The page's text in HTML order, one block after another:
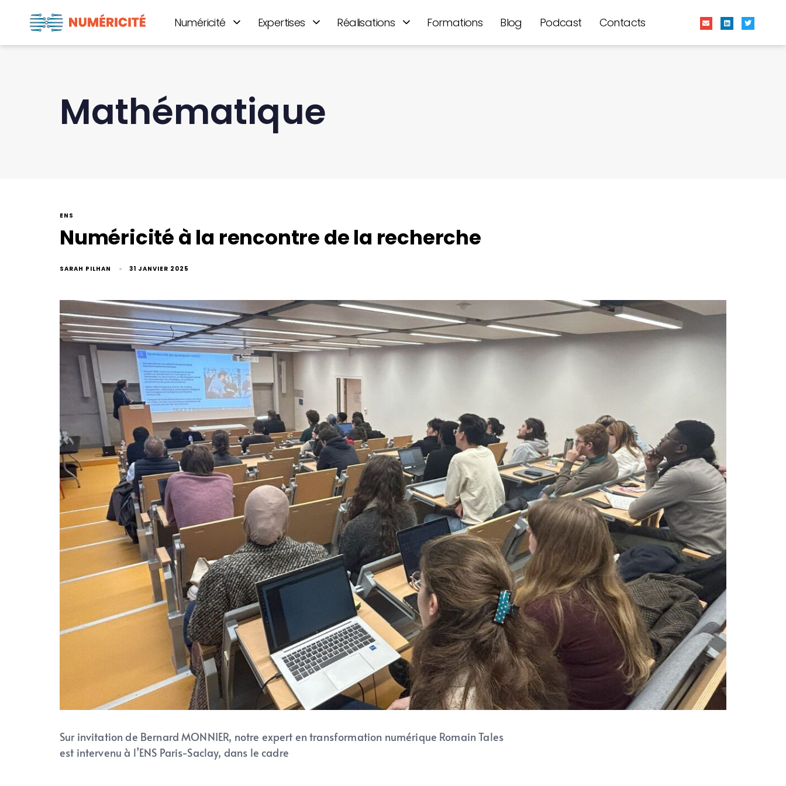
Numéricité Expertises Réalisations Formations Blog Podcast Contacts
Mathématique
ENS
Numéricité à la rencontre de la recherche
SARAH PILHAN 31 JANVIER 2025
Sur invitation de Bernard MONNIER, notre expert en transformation numérique Romain Tales
est intervenu à l’ENS Paris-Saclay, dans le cadre